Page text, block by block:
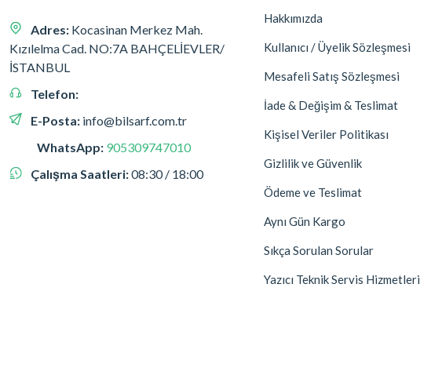
Adres: Kocasinan Merkez Mah.
Kızılelma Cad. NO:7A BAHÇELİEVLER/
İSTANBUL
Telefon:
E-Posta: info@bilsarf.com.tr
WhatsApp: 905309747010
Çalışma Saatleri:08:30 / 18:00
Hakkımızda
Kullanıcı / Üyelik Sözleşmesi
Mesafeli Satış Sözleşmesi
İade & Değişim & Teslimat
Kişisel Veriler Politikası
Gizlilik ve Güvenlik
Ödeme ve Teslimat
Aynı Gün Kargo
Sıkça Sorulan Sorular
Yazıcı Teknik Servis Hizmetleri